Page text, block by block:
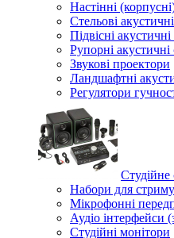
Настінні
Стельові
Підвісні
Рупорні
Звукові проектори
Ландшафтні
Регулятори
Набори для стриму
Мікрофонні
Аудіо інтерфейси
Студійні монітори